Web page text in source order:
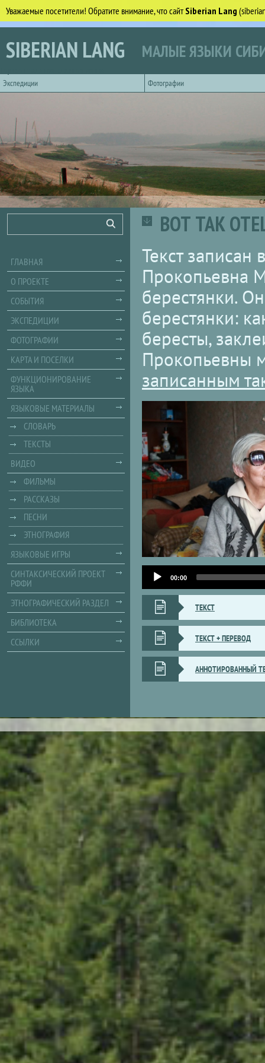
Уважаемые посетители! Обратите внимание, что сайтSiberian Lang
Перейти к основному содержанию
SIBERIAN LANG МАЛЫЕ ЯЗЫКИ
Экспедиции
Фотографии
ВОТ ТАК
Текст записан
Прокопьевна
берестянки.
берестянки:
бересты,
Прокопьевны
записанным
Audio
Player
00:00
ТЕКСТ
ТЕКСТ + ПЕРЕВОД
АННОТИРОВАННЫЙ
Поиск
ГЛАВНАЯ
О ПРОЕКТЕ
СОБЫТИЯ
ЭКСПЕДИЦИИ
ФОТОГРАФИИ
КАРТА И ПОСЕЛКИ
ФУНКЦИОНИРОВАНИЕ
ЯЗЫКА
ЯЗЫКОВЫЕ МАТЕРИАЛЫ
СЛОВАРЬ
ТЕКСТЫ
ВИДЕО
ФИЛЬМЫ
РАССКАЗЫ
ПЕСНИ
ЭТНОГРАФИЯ
ЯЗЫКОВЫЕ ИГРЫ
СИНТАКСИЧЕСКИЙ ПРОЕКТ
РФФИ
ЭТНОГРАФИЧЕСКИЙ РАЗДЕЛ
БИБЛИОТЕКА
ССЫЛКИ